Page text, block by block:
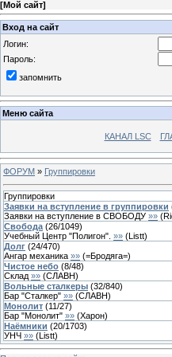
[Мой сайт]
Вход на сайт
Логин:
Пароль:
запомнить
Меню сайта
КАНАЛ LSC
ФОРУМ » Группировки
Группировки
Заявки на вступление в группировки
Заявки на вступление в СВОБОДУ »» (
Свобода (26/1049)
Учебный Центр "Полигон". »» (Listt)
Долг (24/470)
Ангар механика »» (=Бродяга=)
Чистое небо (8/48)
Склад »» (СЛАВН)
Вольные сталкеры (32/840)
Бар "Сталкер" »» (СЛАВН)
Монолит (11/27)
Бар "Монолит" »» (Харон)
Наёмники (20/1703)
УНЧ »» (Listt)